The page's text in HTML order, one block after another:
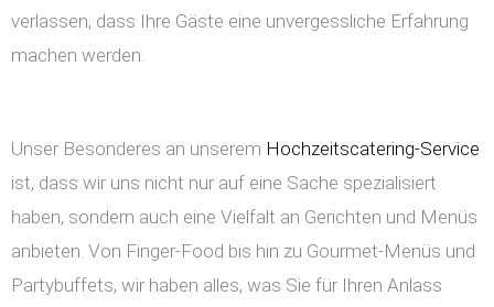
verlassen, dass Ihre Gäste eine unvergessliche Erfahrung
machen werden.
Unser Besonderes an unserem Hochzeitscatering-Service
ist, dass wir uns nicht nur auf eine Sache spezialisiert
haben, sondern auch eine Vielfalt an Gerichten und Menüs
anbieten. Von Finger-Food bis hin zu Gourmet-Menüs und
Partybuffets, wir haben alles, was Sie für Ihren Anlass